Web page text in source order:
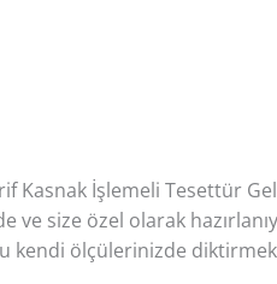
Kasnak İşlemeli Tesettür
size özel olarak
kendi ölçülerinizde